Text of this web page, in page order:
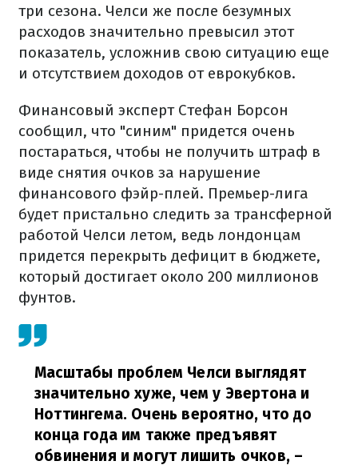
три сезона. Челси же после безумных
расходов значительно превысил этот
показатель, усложнив свою ситуацию еще
и отсутствием доходов от еврокубков.
Финансовый эксперт Стефан Борсон
сообщил, что "синим" придется очень
постараться, чтобы не получить штраф в
виде снятия очков за нарушение
финансового фэйр-плей. Премьер-лига
будет пристально следить за трансферной
работой Челси летом, ведь лондонцам
придется перекрыть дефицит в бюджете,
который достигает около 200 миллионов
фунтов.
Масштабы проблем Челси выглядят
значительно хуже, чем у Эвертона и
Ноттингема. Очень вероятно, что до
конца года им также предъявят
обвинения и могут лишить очков, –